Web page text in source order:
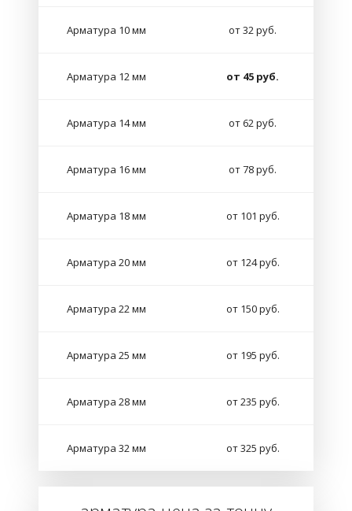
Арматура 10 мм от 32 руб.
Арматура 12 мм от 45 руб.
Арматура 14 мм от 62 руб.
Арматура 16 мм от 78 руб.
Арматура 18 мм от 101 руб.
Арматура 20 мм от 124 руб.
Арматура 22 мм от 150 руб.
Арматура 25 мм от 195 руб.
Арматура 28 мм от 235 руб.
Арматура 32 мм от 325 руб.